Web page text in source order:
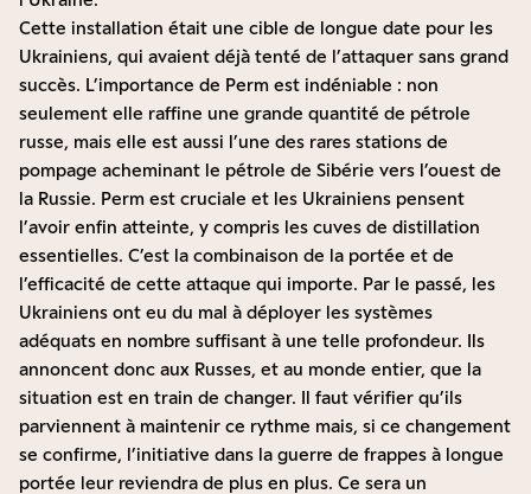
Cette installation était une cible de longue date pour les
Ukrainiens, qui avaient déjà tenté de l’attaquer sans grand
succès. L’importance de Perm est indéniable : non
seulement elle raffine une grande quantité de pétrole
russe, mais elle est aussi l’une des rares stations de
pompage acheminant le pétrole de Sibérie vers l’ouest de
la Russie. Perm est cruciale et les Ukrainiens pensent
l’avoir enfin atteinte, y compris les cuves de distillation
essentielles. C’est la combinaison de la portée et de
l’efficacité de cette attaque qui importe. Par le passé, les
Ukrainiens ont eu du mal à déployer les systèmes
adéquats en nombre suffisant à une telle profondeur. Ils
annoncent donc aux Russes, et au monde entier, que la
situation est en train de changer. Il faut vérifier qu’ils
parviennent à maintenir ce rythme mais, si ce changement
se confirme, l’initiative dans la guerre de frappes à longue
portée leur reviendra de plus en plus. Ce sera un